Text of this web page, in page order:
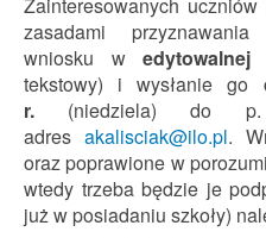
zasadami
wniosku wedytowalnej
tekstowy) i wysłanie go
r. (niedziela) do
adres akalisciak@ilo.pl.
oraz poprawione w
wtedy trzeba będzie je
już w posiadaniu szkoły)